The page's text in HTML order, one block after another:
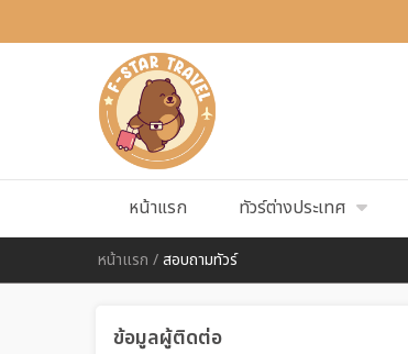
หน้าแรก ทัวร์ต่างประเทศ
หน้าแรก /สอบถามทัวร์
ข้อมูลผู้ติดต่อ